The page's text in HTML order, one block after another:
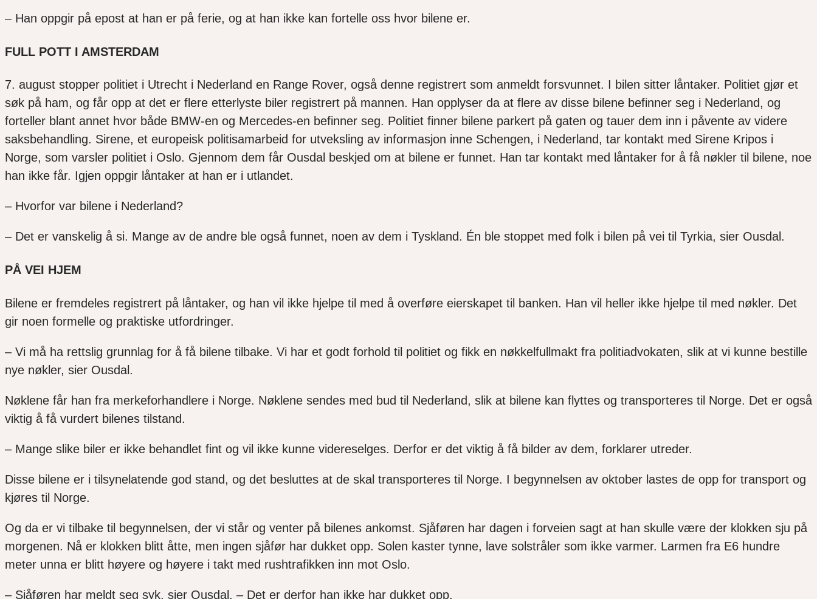
– Han oppgir på epost at han er på ferie, og at han ikke kan fortelle oss hvor bilene er.
FULL POTT I AMSTERDAM
7. august stopper politiet i Utrecht i Nederland en Range Rover, også denne registrert som anmeldt forsvunnet. I bilen sitter låntaker. Politiet gjør et
søk på ham, og får opp at det er flere etterlyste biler registrert på mannen. Han opplyser da at flere av disse bilene befinner seg i Nederland, og
forteller blant annet hvor både BMW-en og Mercedes-en befinner seg. Politiet finner bilene parkert på gaten og tauer dem inn i påvente av videre
saksbehandling. Sirene, et europeisk politisamarbeid for utveksling av informasjon inne Schengen, i Nederland, tar kontakt med Sirene Kripos i
Norge, som varsler politiet i Oslo. Gjennom dem får Ousdal beskjed om at bilene er funnet. Han tar kontakt med låntaker for å få nøkler til bilene, noe
han ikke får. Igjen oppgir låntaker at han er i utlandet.
– Hvorfor var bilene i Nederland?
– Det er vanskelig å si. Mange av de andre ble også funnet, noen av dem i Tyskland. Én ble stoppet med folk i bilen på vei til Tyrkia, sier Ousdal.
PÅ VEI HJEM
Bilene er fremdeles registrert på låntaker, og han vil ikke hjelpe til med å overføre eierskapet til banken. Han vil heller ikke hjelpe til med nøkler. Det
gir noen formelle og praktiske utfordringer.
– Vi må ha rettslig grunnlag for å få bilene tilbake. Vi har et godt forhold til politiet og fikk en nøkkelfullmakt fra politiadvokaten, slik at vi kunne bestille
nye nøkler, sier Ousdal.
Nøklene får han fra merkeforhandlere i Norge. Nøklene sendes med bud til Nederland, slik at bilene kan flyttes og transporteres til Norge. Det er også
viktig å få vurdert bilenes tilstand.
– Mange slike biler er ikke behandlet fint og vil ikke kunne videreselges. Derfor er det viktig å få bilder av dem, forklarer utreder.
Disse bilene er i tilsynelatende god stand, og det besluttes at de skal transporteres til Norge. I begynnelsen av oktober lastes de opp for transport og
kjøres til Norge.
Og da er vi tilbake til begynnelsen, der vi står og venter på bilenes ankomst. Sjåføren har dagen i forveien sagt at han skulle være der klokken sju på
morgenen. Nå er klokken blitt åtte, men ingen sjåfør har dukket opp. Solen kaster tynne, lave solstråler som ikke varmer. Larmen fra E6 hundre
meter unna er blitt høyere og høyere i takt med rushtrafikken inn mot Oslo.
– Sjåføren har meldt seg syk, sier Ousdal, – Det er derfor han ikke har dukket opp.